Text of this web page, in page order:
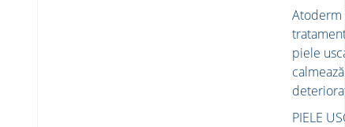
Atoderm
piele
PIELE